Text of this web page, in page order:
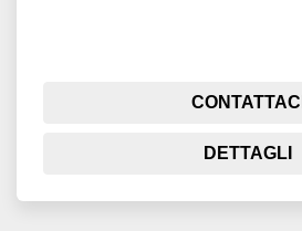
CONTATTACI
DETTAGLI